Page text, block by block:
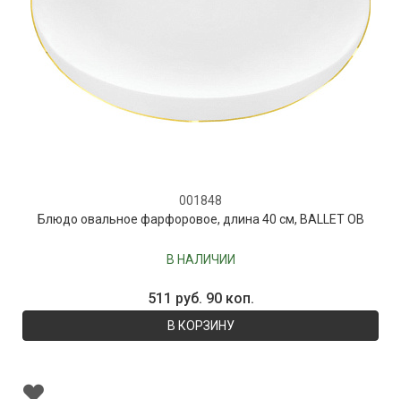
001848
Блюдо овальное фарфоровое, длина 40 см, BALLET OB
В НАЛИЧИИ
511 руб. 90 коп.
В КОРЗИНУ